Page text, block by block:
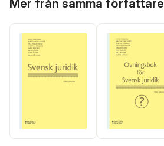
Mer från samma författare